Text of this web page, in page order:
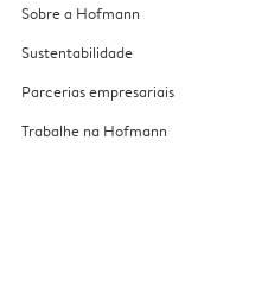
Sobre a Hofmann
Sustentabilidade
Parcerias empresariais
Trabalhe na Hofmann